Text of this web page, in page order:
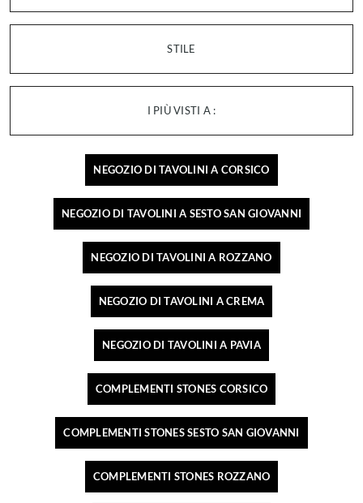
STILE
I PIÙ VISTI A :
NEGOZIO DI TAVOLINI A CORSICO
NEGOZIO DI TAVOLINI A SESTO SAN GIOVANNI
NEGOZIO DI TAVOLINI A ROZZANO
NEGOZIO DI TAVOLINI A CREMA
NEGOZIO DI TAVOLINI A PAVIA
COMPLEMENTI STONES CORSICO
COMPLEMENTI STONES SESTO SAN GIOVANNI
COMPLEMENTI STONES ROZZANO